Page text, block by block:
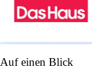
Auf einen Blick